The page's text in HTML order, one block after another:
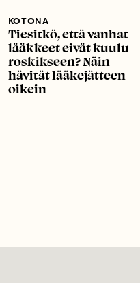
KOTONA
Tiesitkö, että vanhat
lääkkeet eivät kuulu
roskikseen? Näin
hävität lääkejätteen
oikein